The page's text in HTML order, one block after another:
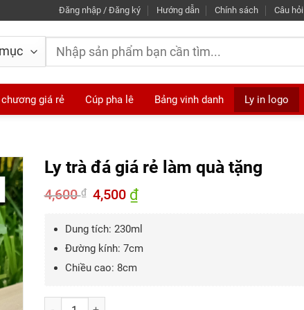
Đăng nhập / Đăng ký Hướng dẫn Chính sách Câu hỏi
Tìm
kiếm:
giá rẻ Cúp pha lê Bảng vinh danh Ly in logo
Ly trà đá giá rẻ làm quà tặng
4,600₫
Giá
gốc
4,500 ₫Giá
hiện
4,500 ₫.
Dung tích: 230ml
Đường kính: 7cm
Chiều cao: 8cm
Số lượng